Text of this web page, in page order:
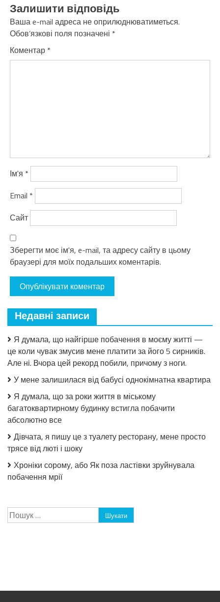
Залишити відповідь
Ваша e-mail адреса не оприлюднюватиметься.
Обов’язкові поля позначені *
Коментар *
Ім'я *
Email *
Сайт
Зберегти моє ім'я, e-mail, та адресу сайту в цьому
браузері для моїх подальших коментарів.
Недавні записи
Я думала, що найгірше побачення в моєму житті —
це коли чувак змусив мене платити за його 5 сирників.
Але ні. Вчора цей рекорд побили, причому з ноги.
У мене залишилася від бабусі однокімнатна квартира
Я думала, що за роки життя в міському
багатоквартирному будинку встигла побачити
абсолютно все
Дівчата, я пишу це з туалету ресторану, мене просто
трясе від люті і шоку
Хроніки сорому, або Як поза ластівки зруйнувала
побачення мрії
Пошук: